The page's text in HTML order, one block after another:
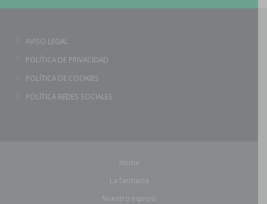
AVISO LEGAL
POLÍTICA DE PRIVACIDAD
POLÍTICA DE COOKIES
POLÍTICA REDES SOCIALES
Home
La farmacia
Nuestro equipo